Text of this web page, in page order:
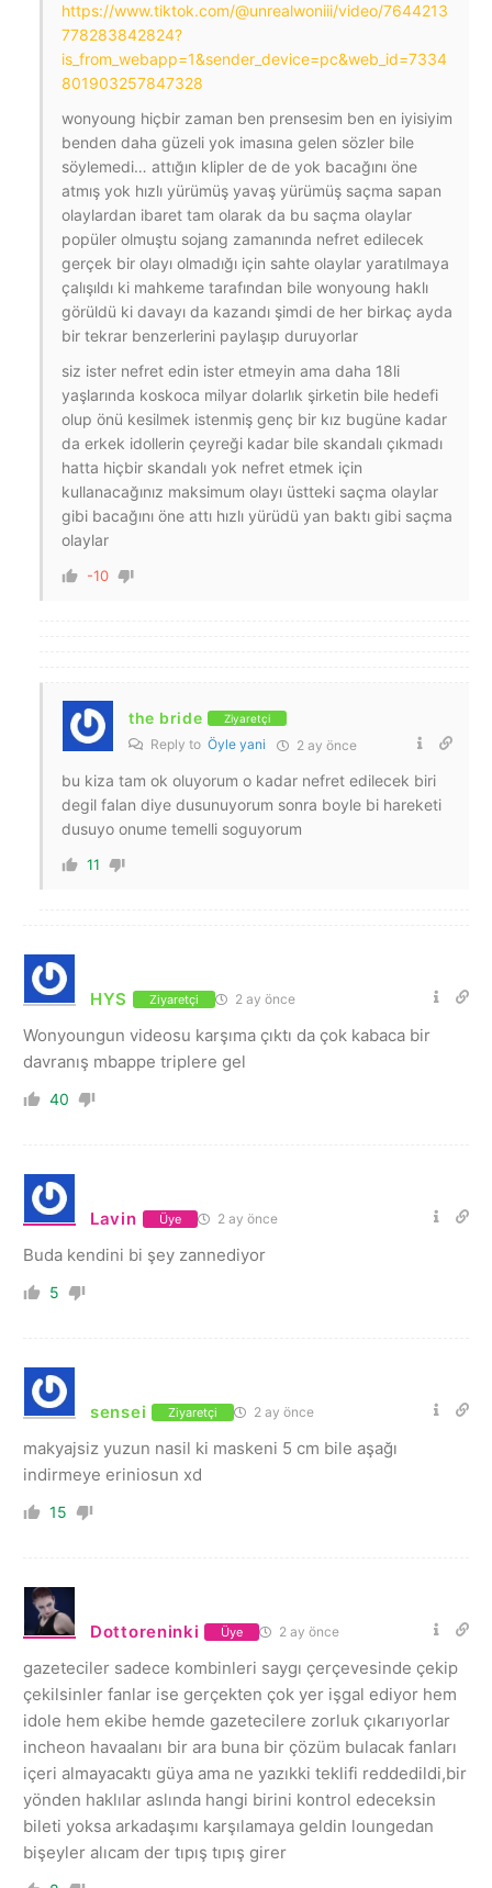
https://www.tiktok.com/@unrealwoniii/video/7644213
778283842824?
is_from_webapp=1&sender_device=pc&web_id=7334
801903257847328
wonyoung hiçbir zaman ben prensesim ben en iyisiyim
benden daha güzeli yok imasına gelen sözler bile
söylemedi… attığın klipler de de yok bacağını öne
atmış yok hızlı yürümüş yavaş yürümüş saçma sapan
olaylardan ibaret tam olarak da bu saçma olaylar
popüler olmuştu sojang zamanında nefret edilecek
gerçek bir olayı olmadığı için sahte olaylar yaratılmaya
çalışıldı ki mahkeme tarafından bile wonyoung haklı
görüldü ki davayı da kazandı şimdi de her birkaç ayda
bir tekrar benzerlerini paylaşıp duruyorlar
siz ister nefret edin ister etmeyin ama daha 18li
yaşlarında koskoca milyar dolarlık şirketin bile hedefi
olup önü kesilmek istenmiş genç bir kız bugüne kadar
da erkek idollerin çeyreği kadar bile skandalı çıkmadı
hatta hiçbir skandalı yok nefret etmek için
kullanacağınız maksimum olayı üstteki saçma olaylar
gibi bacağını öne attı hızlı yürüdü yan baktı gibi saçma
olaylar
-10
the bride Ziyaretçi
Reply to Öyle yani 2 ay önce
bu kiza tam ok oluyorum o kadar nefret edilecek biri
degil falan diye dusunuyorum sonra boyle bi hareketi
dusuyo onume temelli soguyorum
11
HYS Ziyaretçi 2 ay önce
Wonyoungun videosu karşıma çıktı da çok kabaca bir
davranış mbappe triplere gel
40
Lavin Üye 2 ay önce
Buda kendini bi şey zannediyor
5
sensei Ziyaretçi 2 ay önce
makyajsiz yuzun nasil ki maskeni 5 cm bile aşağı
indirmeye eriniosun xd
15
Dottoreninki Üye 2 ay önce
gazeteciler sadece kombinleri saygı çerçevesinde çekip
çekilsinler fanlar ise gerçekten çok yer işgal ediyor hem
idole hem ekibe hemde gazetecilere zorluk çıkarıyorlar
incheon havaalanı bir ara buna bir çözüm bulacak fanları
içeri almayacaktı güya ama ne yazıkki teklifi reddedildi,bir
yönden haklılar aslında hangi birini kontrol edeceksin
bileti yoksa arkadaşımı karşılamaya geldin loungedan
bişeyler alıcam der tıpış tıpış girer